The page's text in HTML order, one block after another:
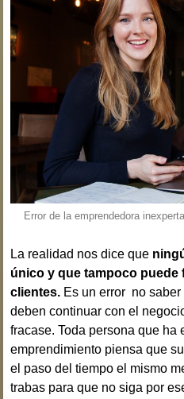
Error de la emprendedora
La realidad nos dice que
único y que tampoco
clientes. Es un error no
deben continuar con el
fracase. Toda persona que ha
emprendimiento piensa que
el paso del tiempo el mismo
trabas para que no siga por